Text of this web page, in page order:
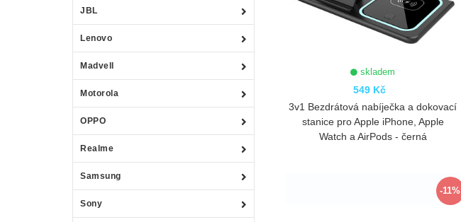
JBL
Lenovo
Madvell
Motorola
OPPO
Realme
Samsung
Sony
skladem
549 Kč
3v1 Bezdrátová nabíječka a dokovací
stanice pro Apple iPhone, Apple
Watch a AirPods - černá
-11%